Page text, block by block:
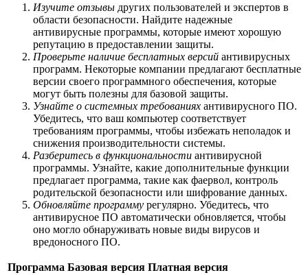
Изучите отзывы других пользователей и экспертов в
области безопасности. Найдите надежные
антивирусные программы, которые имеют хорошую
репутацию в предоставлении защиты.
Проверьте наличие бесплатных версий антивирусных
программ. Некоторые компании предлагают бесплатные
версии своего программного обеспечения, которые
могут быть полезны для базовой защиты.
Узнайте о системных требованиях антивирусного ПО.
Убедитесь, что ваш компьютер соответствует
требованиям программы, чтобы избежать неполадок и
снижения производительности системы.
Разберитесь в функциональности антивирусной
программы. Узнайте, какие дополнительные функции
предлагает программа, такие как фаервол, контроль
родительской безопасности или шифрование данных.
Обновляйте программу регулярно. Убедитесь, что
антивирусное ПО автоматически обновляется, чтобы
оно могло обнаруживать новые виды вирусов и
вредоносного ПО.
Программа Базовая версия Платная версия